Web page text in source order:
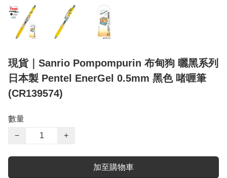
現貨｜Sanrio Pompompurin 布甸狗 曬黑系列
日本製 Pentel EnerGel 0.5mm 黑色 啫喱筆
(CR139574)
數量
−
+
加至購物車